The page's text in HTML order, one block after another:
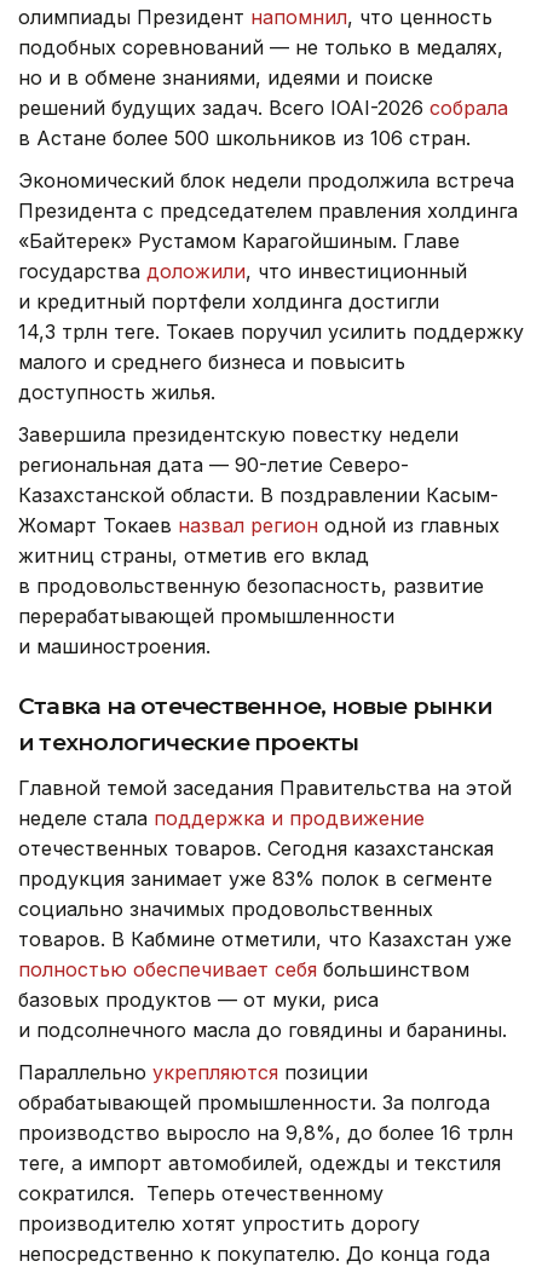
олимпиады Президент напомнил, что ценность
подобных соревнований — не только в медалях,
но и в обмене знаниями, идеями и поиске
решений будущих задач. Всего IOAI-2026 собрала
в Астане более 500 школьников из 106 стран.
Экономический блок недели продолжила встреча
Президента с председателем правления холдинга
«Байтерек» Рустамом Карагойшиным. Главе
государства доложили, что инвестиционный
и кредитный портфели холдинга достигли
14,3 трлн теңге. Токаев поручил усилить поддержку
малого и среднего бизнеса и повысить
доступность жилья.
Завершила президентскую повестку недели
региональная дата — 90-летие Северо-
Казахстанской области. В поздравлении Касым-
Жомарт Токаев назвал регион одной из главных
житниц страны, отметив его вклад
в продовольственную безопасность, развитие
перерабатывающей промышленности
и машиностроения.
Ставка на отечественное, новые рынки
и технологические проекты
Главной темой заседания Правительства на этой
неделе стала поддержка и продвижение
отечественных товаров. Сегодня казахстанская
продукция занимает уже 83% полок в сегменте
социально значимых продовольственных
товаров. В Кабмине отметили, что Казахстан уже
полностью обеспечивает себя большинством
базовых продуктов — от муки, риса
и подсолнечного масла до говядины и баранины.
Параллельно укрепляются позиции
обрабатывающей промышленности. За полгода
производство выросло на 9,8%, до более 16 трлн
теңге, а импорт автомобилей, одежды и текстиля
сократился. Теперь отечественному
производителю хотят упростить дорогу
непосредственно к покупателю. До конца года